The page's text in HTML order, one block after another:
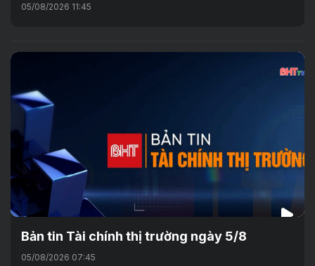
05/08/2026 11:45
Bản tin Tài chính thị trường ngày 5/8
05/08/2026 07:45